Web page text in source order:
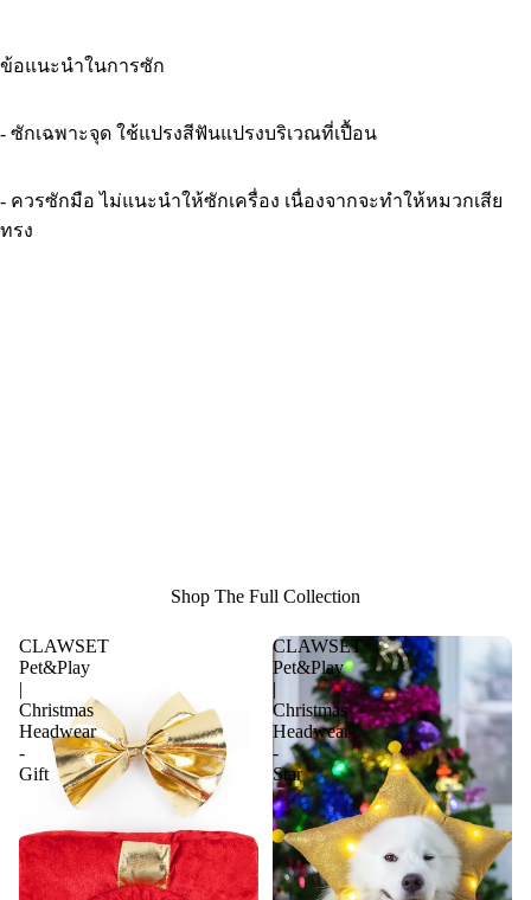
ข้อแนะนำในการซัก
- ซักเฉพาะจุด ใช้แปรงสีฟันแปรงบริเวณที่เปื้อน
- ควรซักมือ ไม่แนะนำให้ซักเครื่อง เนื่องจากจะทำให้หมวกเสีย
ทรง
Shop The Full Collection
CLAWSET
Pet&Play
|
Christmas
Headwear
-
Gift
CLAWSET
Pet&Play
|
Christmas
Headwear
-
Star